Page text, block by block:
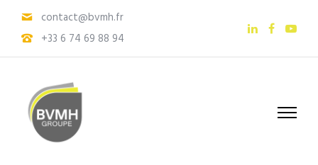
contact@bvmh.fr
+33 6 74 69 88 94